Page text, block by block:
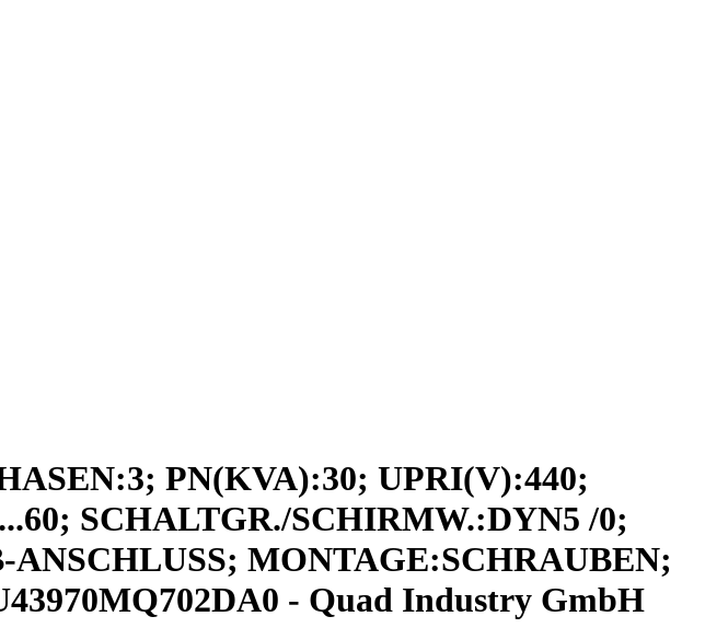
PN(KVA):30; UPRI(V):440;
SCHALTGR./SCHIRMW.:DYN5 /0;
MONTAGE:SCHRAUBEN;
- Quad Industry GmbH